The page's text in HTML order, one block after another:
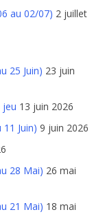
au 02/07) 2 juillet
25 Juin) 23 juin
jeu 13 juin 2026
Juin) 9 juin 2026
28 Mai) 26 mai
21 Mai) 18 mai